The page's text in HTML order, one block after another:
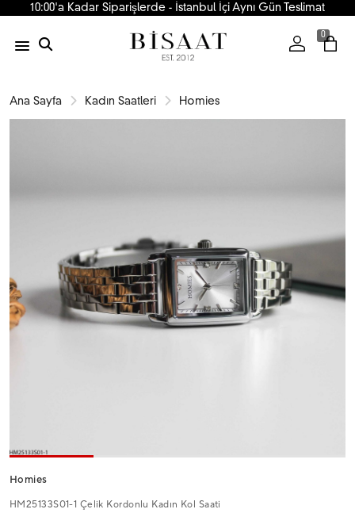
10:00'a Kadar Siparişlerde - İstanbul İçi Aynı Gün Teslimat
0
Ana Sayfa Kadın Saatleri Homies
Homies
HM25133S01-1 Çelik Kordonlu Kadın Kol Saati